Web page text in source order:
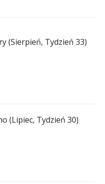
(Sierpień, Tydzień 33)
(Lipiec, Tydzień 30)